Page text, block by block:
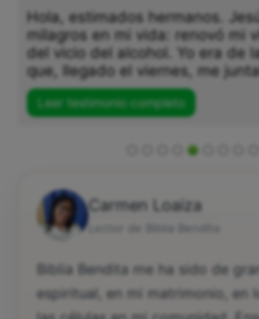
Hola, estimados hermanos.
milagros en mi vida: renovó mi
del vicio del alcohol. Yo era de
que, llegado el viernes, me
Leer testimonio completo
Carmen Loaiza
Biblia Bendita me ha sido de
espiritual, en mi matrimonio, en